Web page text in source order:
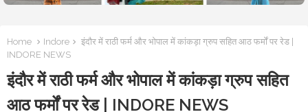
Home Indore
इंदौर में राठी फर्म और भोपाल में कांकड़ा ग्रुप सहित आठ फर्मों पर रेड |
INDORE NEWS
इंदौर में राठी फर्म और भोपाल में कांकड़ा ग्रुप सहित
आठ फर्मों पर रेड | INDORE NEWS